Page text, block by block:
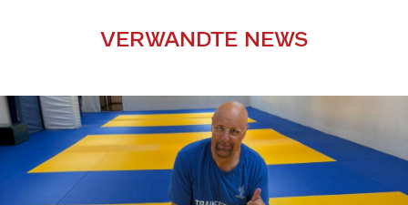
VERWANDTE NEWS